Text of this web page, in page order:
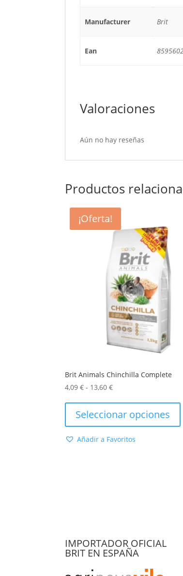
Manufacturer Brit
Ean
Valoraciones
Aún no hay reseñas
Productos
¡Oferta!
Brit Animals Chinchilla Complete
4,09€ - 13,60€Rango
desde
hasta
Seleccionar opciones
Añadir a Favoritos
IMPORTADOR OFICIAL
BRIT EN ESPAÑA